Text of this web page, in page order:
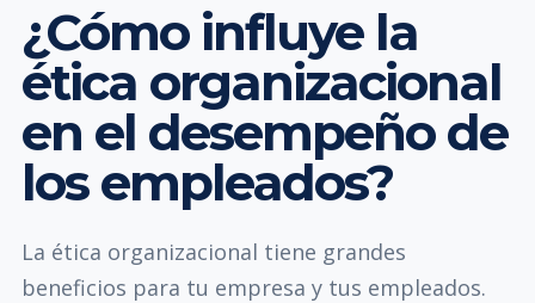
¿Cómo influye la
ética organizacional
en el desempeño de
los empleados?
La ética organizacional tiene grandes
beneficios para tu empresa y tus empleados.